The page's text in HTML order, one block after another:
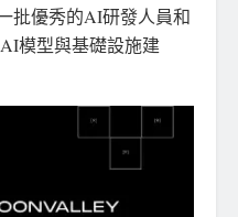
批優秀的AI研發人員和
模型與基礎設施建